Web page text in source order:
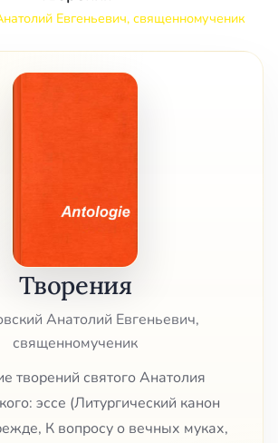
Евгеньевич, священномученик
Творения
Анатолий Евгеньевич,
священномученик
творений святого Анатолия
эссе (Литургический канон
К вопросу о вечных муках,